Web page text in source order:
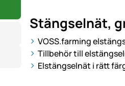
Stängselnät,
VOSS.farming
Tillbehör till
Elstängselnät i rätt